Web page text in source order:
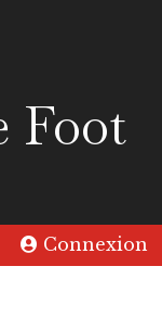
Foot
Connexion